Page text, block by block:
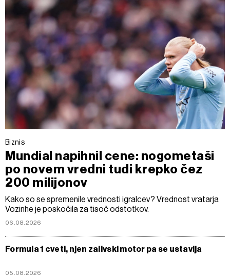
Biznis
Mundial napihnil cene: nogometaši
po novem vredni tudi krepko čez
200 milijonov
Kako so se spremenile vrednosti igralcev? Vrednost vratarja
Vozinhe je poskočila za tisoč odstotkov.
06.08.2026
Formula 1 cveti, njen zalivski motor pa se ustavlja
05.08.2026